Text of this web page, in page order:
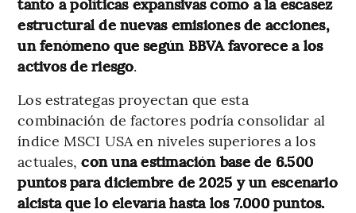
estructural de nuevas emisiones de acciones,
un fenómeno que según BBVA favorece a los
activos de riesgo.
Los estrategas proyectan que esta
combinación de factores podría consolidar al
índice MSCI USA en niveles superiores a los
actuales,con una estimación base de 6.500
puntos para diciembre de 2025 y un escenario
alcista que lo elevaría hasta los 7.000 puntos.